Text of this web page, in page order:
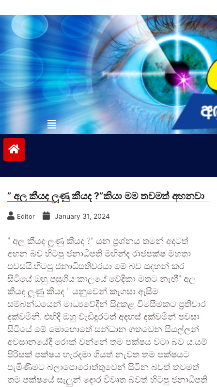
to
contentvinivida.lk
” අල කීයද ලූණු කීයද ?”කියා මම තවමත් අහනවා
Editor January 31, 2024
” අල කීයද ලූණු කීයද ?” යන ප්‍රශ්නය තමන් අදටත්
අහන බව හිටපු ජනාධිපති මහින්ද රාජපක්ෂ මහතා
පවසයි.හිටපු ජනාධිපතිවරයා මේ බව සඳහන් කර
සිටියේ ඔහු පසුගිය කාලයේ වේදිකා මතට නැඟී” අල
කීයද ලූණු කීයද ” යනුවෙන් කෑගසා ඇසීම
සම්බන්ධයෙන් මාධ්‍යවේදීන් සිදුකළ විමසීමකට ප්‍රතිචාර
දක්වමිනි. එහිදී ඔහු වැඩිදුරටත් අදහස් දක්වමින් පවසා
සිටියේ මේ මොහොතේ සන්ධාන ගතවෙන සියල්ලන්
අවසානයේදී රොක් වන්නේ තම පක්ෂය වටා බව ය.යම්
පිරිසක් පක්ෂය හැරදමා ගියත් නැවත තම පක්ෂයට
පැමිණීමට බලාපොරොත්තුවෙන් සිටින බවත් තවමත්
තම පක්ෂයේ සැලුන් දොර විවෘත බවත් හිටපු ජනාධිපති